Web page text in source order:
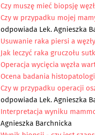
Czy muszę mieć biopsję
Czy w przypadku mojej
odpowiada Lek. Agnieszka
Usuwanie raka piersi a
Jak leczyć raka gruczołu
Operacja wycięcia węzła
Ocena badania
Czy w przypadku operacji
odpowiada Lek. Agnieszka
Interpretacja wyniku
Agnieszka Barchnicka